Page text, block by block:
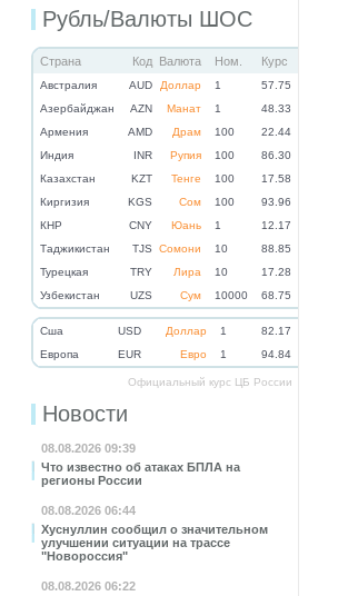
Рубль/Валюты ШОС
Страна Код Валюта Ном. Курс
Австралия AUD Доллар 1
57.75
Азербайджан
AZN Манат 1
48.33
Армения
AMD Драм 100
22.44
Индия
INR Рупия 100
86.30
Казахстан
KZT Тенге 100
17.58
Киргизия
KGS Сом 100
93.96
КНР
CNY Юань 1
12.17
Таджикистан
TJS Сомони 10
88.85
Турецкая
TRY Лира 10
17.28
Узбекистан
UZS Сум 10000 68.75
Cша USD Доллар 1
82.17
Eвропа
EUR Евро 1 94.84
Официальный курс ЦБ России
Новости
08.08.2026 09:39
Что известно об атаках БПЛА на
регионы России
08.08.2026 06:44
Хуснуллин сообщил о значительном
улучшении ситуации на трассе
"Новороссия"
08.08.2026 06:22